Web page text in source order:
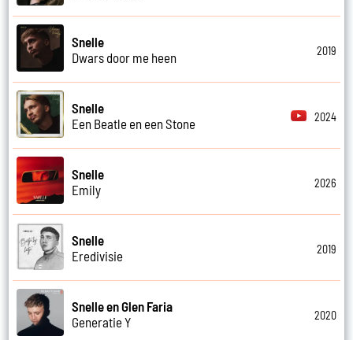
Snelle
Dwars door me heen
2019
Snelle
Een Beatle en een Stone
2024
Snelle
Emily
2026
Snelle
Eredivisie
2019
Snelle en Glen Faria
Generatie Y
2020